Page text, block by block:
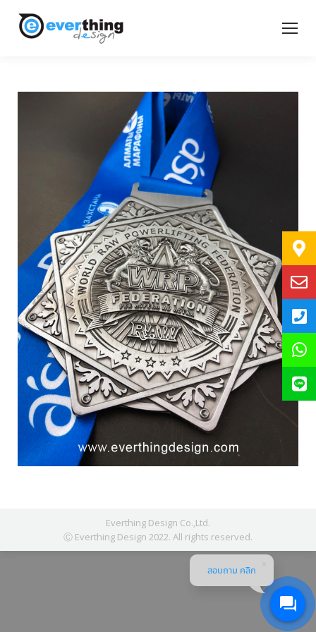
Everthing Design Co.,Ltd.
Ⓒ Everthing Design 2022. All rights reserved.
สอบถาม คลิก